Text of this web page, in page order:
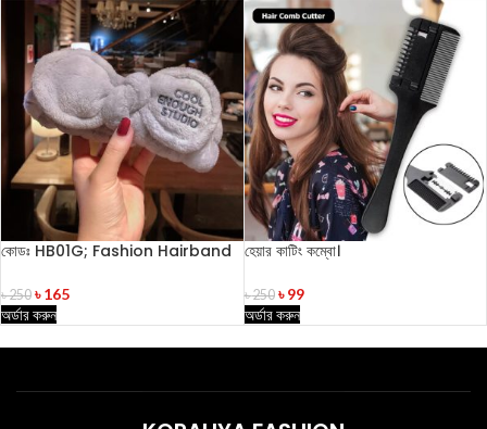
কোডঃ HB01G; Fashion Hairband
৳250 ৳165
অর্ডার করুন
হেয়ার কাটিং কম্বো।
৳250 ৳99
অর্ডার করুন